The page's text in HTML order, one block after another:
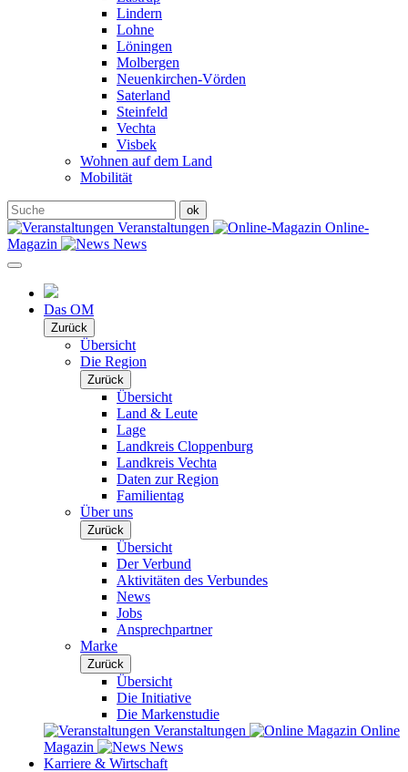
Lindern
Lohne
Löningen
Molbergen
Neuenkirchen-Vörden
Saterland
Steinfeld
Vechta
Visbek
Wohnen auf dem Land
Mobilität
Veranstaltungen
Online-
Magazin
News
Das OM
Zurück
Übersicht
Die Region
Zurück
Übersicht
Land & Leute
Lage
Landkreis Cloppenburg
Landkreis Vechta
Daten zur Region
Familientag
Über uns
Zurück
Übersicht
Der Verbund
Aktivitäten des Verbundes
News
Jobs
Ansprechpartner
Marke
Zurück
Übersicht
Die Initiative
Die Markenstudie
Veranstaltungen
Online
Magazin
News
Karriere & Wirtschaft